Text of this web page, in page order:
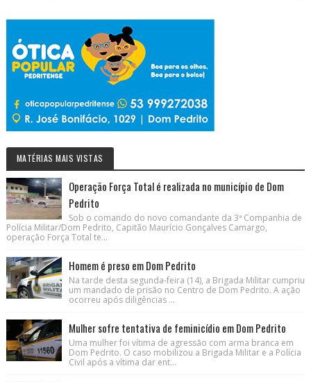
MATÉRIAS MAIS VISTAS
Operação Força Total é realizada no município de Dom
Pedrito
Sob o comando do novo comandante da 3ª Companhia de
Polícia Militar/Dom Pedrito, Capitão Maurício Gonçalves Camargo,
operação Força Total te...
Homem é preso em Dom Pedrito
Na tarde desta segunda-feira (14), a Brigada Militar cumpriu
um mandado de prisão no Centro de Dom Pedrito. A ação
ocorreu após diligências ...
Mulher sofre tentativa de feminicídio em Dom Pedrito
Uma mulher foi vítima de agressão com arma branca em
Dom Pedrito. O caso mobilizou a Brigada Militar e a Polícia
Civil após a vítima dar ent...